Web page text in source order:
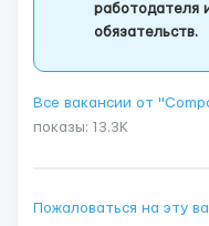
работодателя
обязательств.
Все вакансии от
показы: 13.3K
Пожаловаться на эту